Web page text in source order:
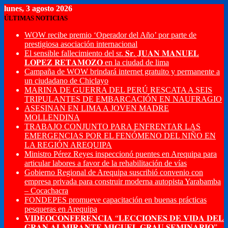
lunes, 3 agosto 2026
ÚLTIMAS NOTICIAS
WOW recibe premio ‘Operador del Año’ por parte de
prestigiosa asociación internacional
El sensible fallecimiento del sr. 𝐒𝐫. 𝐉𝐔𝐀𝐍 𝐌𝐀𝐍𝐔𝐄𝐋
𝐋𝐎𝐏𝐄𝐙 𝐑𝐄𝐓𝐀𝐌𝐎𝐙𝐎 en la ciudad de lima
Campaña de WOW brindará internet gratuito y permanente a
un ciudadano de Chiclayo
MARINA DE GUERRA DEL PERÚ RESCATA A SEIS
TRIPULANTES DE EMBARCACIÓN EN NAUFRAGIO
ASESINAN EN LIMA A JOVEN MADRE
MOLLENDINA
TRABAJO CONJUNTO PARA ENFRENTAR LAS
EMERGENCIAS POR EL FENÓMENO DEL NIÑO EN
LA REGIÓN AREQUIPA
Ministro Pérez Reyes inspeccionó puentes en Arequipa para
articular labores a favor de la rehabilitación de vías
Gobierno Regional de Arequipa suscribió convenio con
empresa privada para construir moderna autopista Yarabamba
– Cocachacra
FONDEPES promueve capacitación en buenas prácticas
pesqueras en Arequipa
𝐕𝐈𝐃𝐄𝐎𝐂𝐎𝐍𝐅𝐄𝐑𝐄𝐍𝐂𝐈𝐀 “𝐋𝐄𝐂𝐂𝐈𝐎𝐍𝐄𝐒 𝐃𝐄 𝐕𝐈𝐃𝐀 𝐃𝐄𝐋